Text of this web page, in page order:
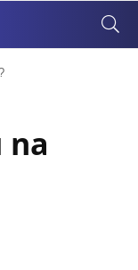
na